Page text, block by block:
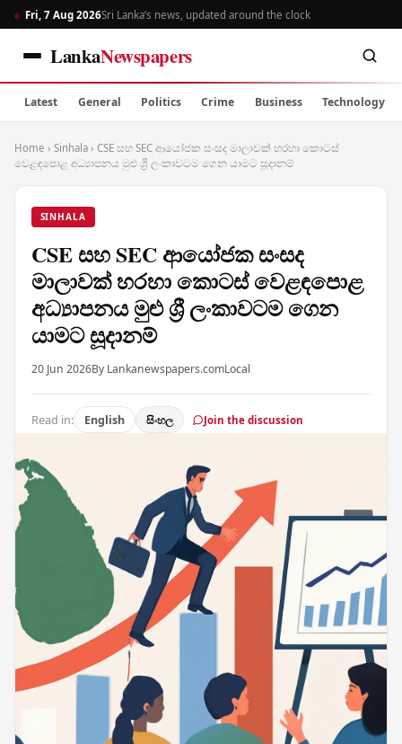
Fri, 7 Aug 2026Sri Lanka’s news, updated around the clock
LankaNewspapers
Latest General Politics Crime Business Technology
Home › Sinhala › CSE සහ SEC ආයෝජක සංසද මාලාවක් හරහා කොටස්
වෙළඳපොළ අධ්‍යාපනය මුළු ශ්‍රී ලංකාවටම ගෙන යාමට සූදානම්
SINHALA
CSE සහ SEC ආයෝජක සංසද
මාලාවක් හරහා කොටස් වෙළඳපොළ
අධ්‍යාපනය මුළු ශ්‍රී ලංකාවටම ගෙන
යාමට සූදානම්
20 Jun 2026By Lankanewspapers.comLocal
Read in: English සිංහල Join the discussion